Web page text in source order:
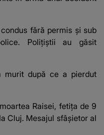
fără permis și sub
Polițiștii au găsit
după ce a pierdut
Raisei, fetița de 9
Cluj. Mesajul sfâșietor al